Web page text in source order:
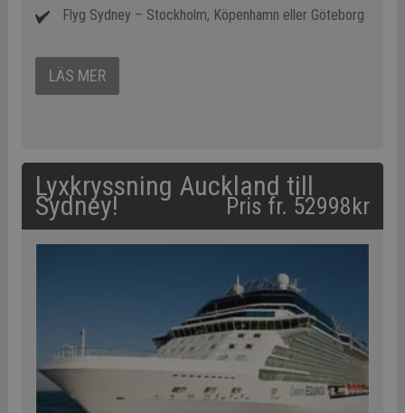
Flyg Sydney – Stockholm, Köpenhamn eller Göteborg
LÄS MER
Lyxkryssning Auckland till
Sydney! Pris fr. 52998kr